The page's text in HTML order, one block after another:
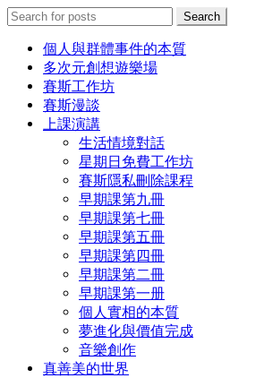
Search
for:
Search
個人與群體事件的本質
多次元創想遊樂場
賽斯工作坊
賽斯漫談
上課演講
生活情境對話
星期日免費工作坊
賽斯隱私刪除課程
早期課第九冊
早期課第七冊
早期課第五冊
早期課第四冊
早期課第二冊
早期課第一册
個人實相的本質
夢進化與價值完成
音樂創作
真善美的世界